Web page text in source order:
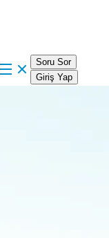
Soru Sor
Giriş Yap